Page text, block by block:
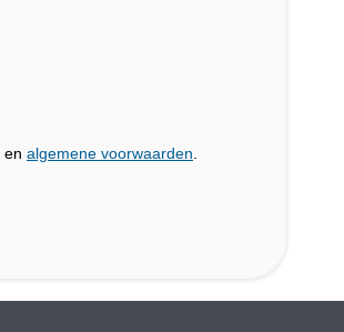
en algemene voorwaarden.